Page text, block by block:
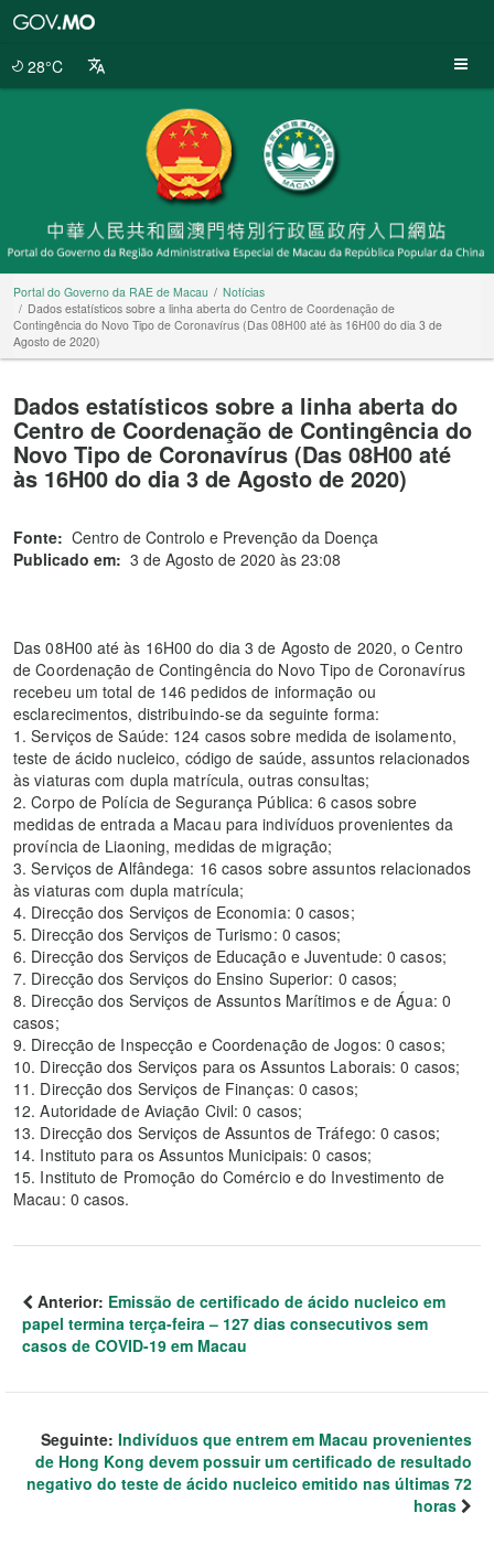
28°C
Portal do Governo da RAE de Macau
Notícias
Dados estatísticos sobre a linha aberta do Centro de Coordenação de
Contingência do Novo Tipo de Coronavírus (Das 08H00 até às 16H00 do dia 3 de
Agosto de 2020)
Dados estatísticos sobre a linha aberta do
Centro de Coordenação de Contingência do
Novo Tipo de Coronavírus (Das 08H00 até
às 16H00 do dia 3 de Agosto de 2020)
Fonte: Centro de Controlo e Prevenção da Doença
Publicado em: 3 de Agosto de 2020 às 23:08
Das 08H00 até às 16H00 do dia 3 de Agosto de 2020, o Centro
de Coordenação de Contingência do Novo Tipo de Coronavírus
recebeu um total de 146 pedidos de informação ou
esclarecimentos, distribuindo-se da seguinte forma:
1. Serviços de Saúde: 124 casos sobre medida de isolamento,
teste de ácido nucleico, código de saúde, assuntos relacionados
às viaturas com dupla matrícula, outras consultas;
2. Corpo de Polícia de Segurança Pública: 6 casos sobre
medidas de entrada a Macau para indivíduos provenientes da
província de Liaoning, medidas de migração;
3. Serviços de Alfândega: 16 casos sobre assuntos relacionados
às viaturas com dupla matrícula;
4. Direcção dos Serviços de Economia: 0 casos;
5. Direcção dos Serviços de Turismo: 0 casos;
6. Direcção dos Serviços de Educação e Juventude: 0 casos;
7. Direcção dos Serviços do Ensino Superior: 0 casos;
8. Direcção dos Serviços de Assuntos Marítimos e de Água: 0
casos;
9. Direcção de Inspecção e Coordenação de Jogos: 0 casos;
10. Direcção dos Serviços para os Assuntos Laborais: 0 casos;
11. Direcção dos Serviços de Finanças: 0 casos;
12. Autoridade de Aviação Civil: 0 casos;
13. Direcção dos Serviços de Assuntos de Tráfego: 0 casos;
14. Instituto para os Assuntos Municipais: 0 casos;
15. Instituto de Promoção do Comércio e do Investimento de
Macau: 0 casos.
Anterior: Emissão de certificado de ácido nucleico em
papel termina terça-feira – 127 dias consecutivos sem
casos de COVID-19 em Macau
Seguinte: Indivíduos que entrem em Macau provenientes
de Hong Kong devem possuir um certificado de resultado
negativo do teste de ácido nucleico emitido nas últimas 72
horas